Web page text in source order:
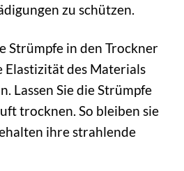
zu schützen.
Strümpfe in den Trockner
Elastizität des Materials
Lassen Sie die Strümpfe
trocknen. So bleiben sie
ihre strahlende